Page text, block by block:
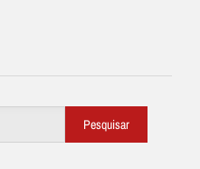
Pesquisar